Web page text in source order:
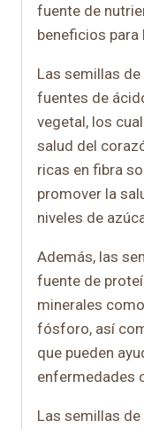
fuente de
beneficios para
Las semillas
fuentes de
vegetal, los
salud del
ricas en fibra
promover la
niveles de
Además, las
fuente de
minerales
fósforo, así
que pueden
enfermedades
Las semillas